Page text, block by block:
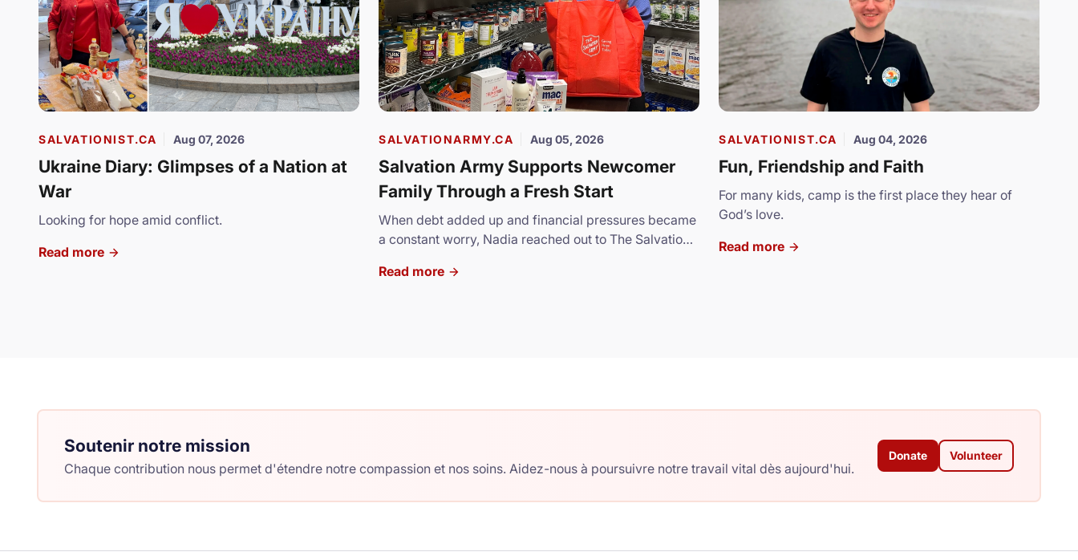
SALVATIONIST.CA Aug 07, 2026
Ukraine Diary: Glimpses of a Nation at
War
Looking for hope amid conflict.
Read more
SALVATIONARMY.CA Aug 05, 2026
Salvation Army Supports Newcomer
Family Through a Fresh Start
When debt added up and financial pressures became
a constant worry, Nadia reached out to The Salvation
Read more
SALVATIONIST.CA Aug 04, 2026
Fun, Friendship and Faith
For many kids, camp is the first place they hear of
God’s love.
Read more
Soutenir notre mission
Chaque contribution nous permet d'étendre notre compassion et nos soins. Aidez-nous à poursuivre notre travail vital dès aujourd'hui.
Donate Volunteer